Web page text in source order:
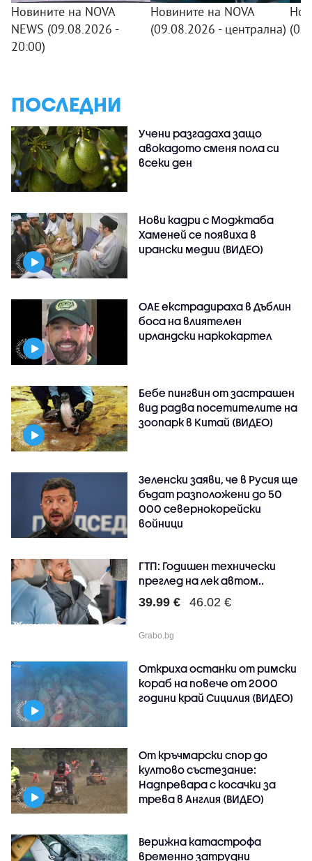
Новините на NOVA
NEWS (09.08.2026 -
20:00)
Новините на NOVA
(09.08.2026 - централна)
ПОСЛЕДНИ
Учени разгадаха защо
авокадото сменя пола си
всеки ден
Нови кадри с Моджтаба
Хаменей се появиха в
ирански медии (ВИДЕО)
ОАЕ екстрадираха в Дъблин
боса на влиятелен
ирландски наркокартел
Бебе пингвин от застрашен
вид радва посетителите на
зоопарк в Китай (ВИДЕО)
Зеленски заяви, че в Русия ще
бъдат разположени до 50
000 севернокорейски
войници
ГТП: Годишен технически
преглед на лек автом..
39.99 € 46.02 €
Grabo.bg
Откриха останки от римски
кораб на повече от 2000
години край Сицилия (ВИДЕО)
От кръчмарски спор до
култово състезание:
Надпревара с косачки за
трева в Англия (ВИДЕО)
Верижна катастрофа
временно затрудни